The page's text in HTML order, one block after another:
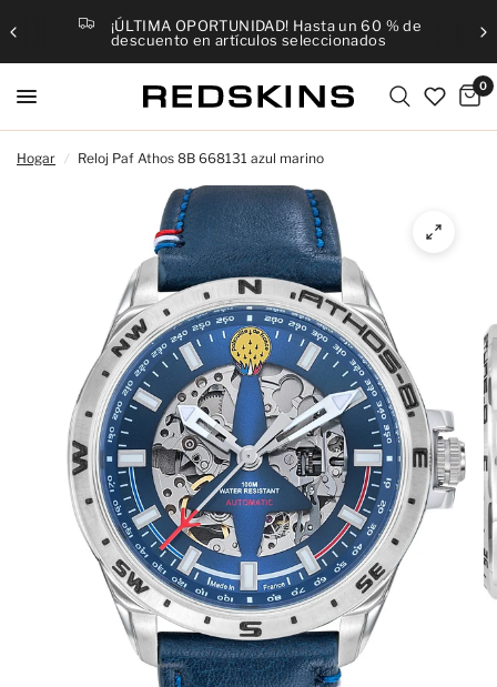
¡ÚLTIMA OPORTUNIDAD! Hasta un 60 % de
descuento en artículos seleccionados
0
Hogar / Reloj Paf Athos 8B 668131 azul marino